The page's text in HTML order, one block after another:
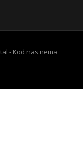
- Kod nas nema